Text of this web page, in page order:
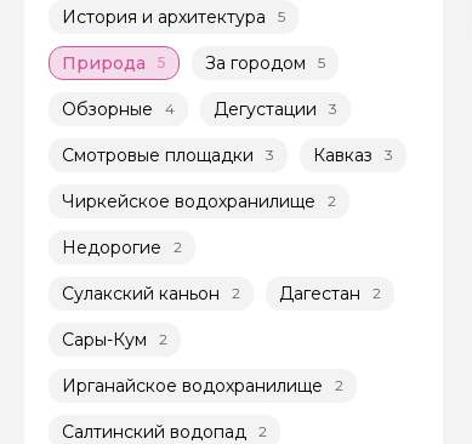
История и архитектура 5
Природа 5 За городом 5
Обзорные 4 Дегустации 3
Смотровые площадки 3 Кавказ 3
Чиркейское водохранилище 2
Недорогие 2
Сулакский каньон 2 Дагестан 2
Сары-Кум 2
Ирганайское водохранилище 2
Салтинский водопад 2